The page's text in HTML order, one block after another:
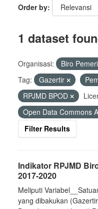
Order by
1 dataset
Organisasi:
Biro
Tag:
Gazertir
RPJMD BPOD
Open Data Commons
Filter Results
Indikator RPJMD
2017-2020
Meliputi
yang dibakukan